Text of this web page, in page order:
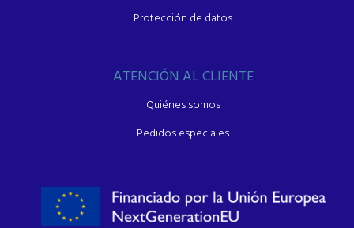
Protección de datos
ATENCIÓN AL CLIENTE
Quiénes somos
Pedidos especiales